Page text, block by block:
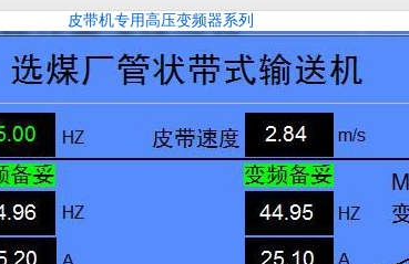
皮带机专用高压变频器系列